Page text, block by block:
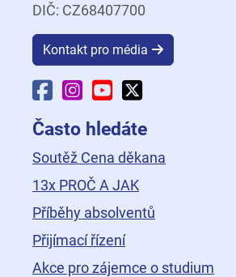
DIČ: CZ68407700
Kontakt pro média
Facebook Fakulty dopravní
Instagram Fakulty
YouTube Fakulty
Často hledáte
Soutěž Cena děkana
13x PROČ A JAK
Příběhy absolventů
Přijímací řízení
Akce pro zájemce o studium